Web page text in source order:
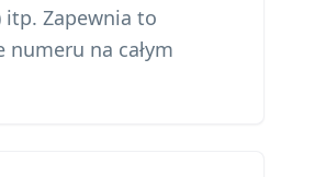
itp. Zapewnia to
numeru na całym